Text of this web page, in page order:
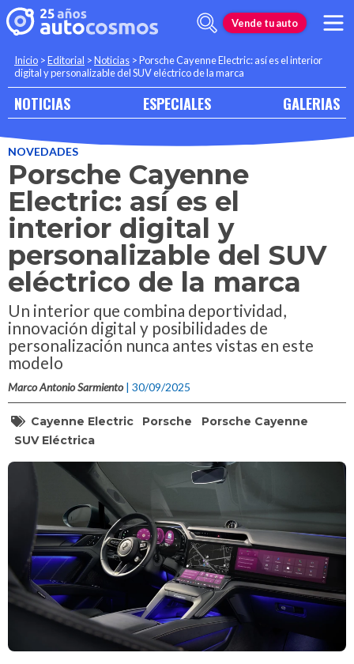
Vende tu auto
Inicio >Editorial >Noticias >Porsche Cayenne Electric: así es el interior
digital y personalizable del SUV eléctrico de la marca
NOTICIAS ESPECIALES GALERIAS
NOVEDADES
Porsche Cayenne
Electric: así es el
interior digital y
personalizable del SUV
eléctrico de la marca
Un interior que combina deportividad,
innovación digital y posibilidades de
personalización nunca antes vistas en este
modelo
Marco Antonio Sarmiento | 30/09/2025
Cayenne Electric Porsche
Porsche Cayenne
SUV Eléctrica